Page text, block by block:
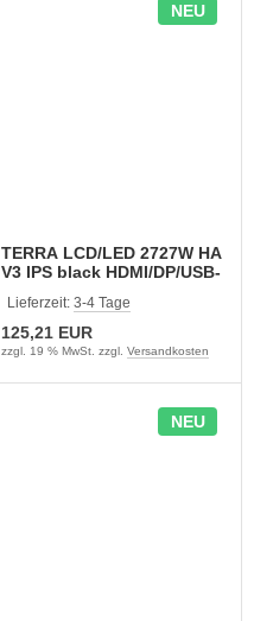
NEU
TERRA LCD/LED 2727W HA
V3 IPS black HDMI/DP/USB-
Lieferzeit: 3-4 Tage
125,21 EUR
zzgl. 19 % MwSt. zzgl. Versandkosten
NEU